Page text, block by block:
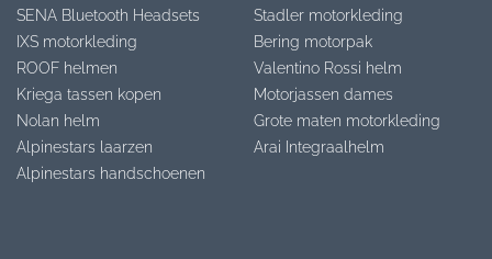
SENA Bluetooth Headsets
IXS motorkleding
ROOF helmen
Kriega tassen kopen
Nolan helm
Alpinestars laarzen
Alpinestars handschoenen
Stadler motorkleding
Bering motorpak
Valentino Rossi helm
Motorjassen dames
Grote maten motorkleding
Arai Integraalhelm